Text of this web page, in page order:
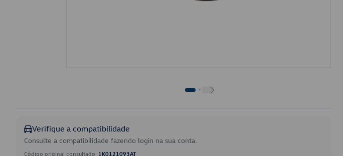
Verifique a compatibilidade
Consulte a compatibilidade fazendo login na sua conta.
Código original consultado: 1K0121093AT